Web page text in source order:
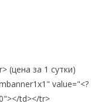
(цена за 1 сутки)
value="<?
td></tr>